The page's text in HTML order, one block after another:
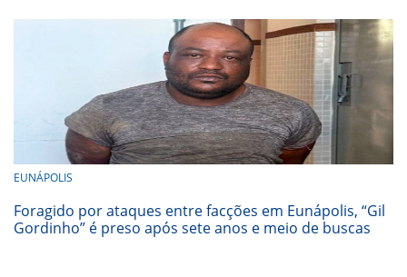
EUNÁPOLIS
Foragido por ataques entre facções em Eunápolis, “Gil
Gordinho” é preso após sete anos e meio de buscas